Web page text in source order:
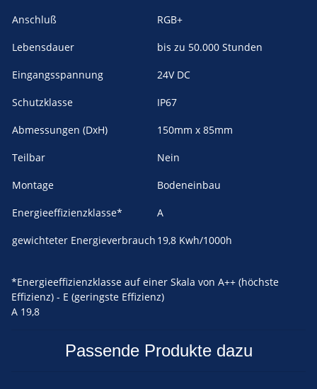
Anschluß RGB+
Lebensdauer bis zu 50.000 Stunden
Eingangsspannung 24V DC
Schutzklasse IP67
Abmessungen (DxH) 150mm x 85mm
Teilbar Nein
Montage Bodeneinbau
Energieeffizienzklasse* A
gewichteter Energieverbrauch 19,8 Kwh/1000h
*Energieeffizienzklasse auf einer Skala von A++ (höchste
Effizienz) - E (geringste Effizienz)
A 19,8
Passende Produkte dazu